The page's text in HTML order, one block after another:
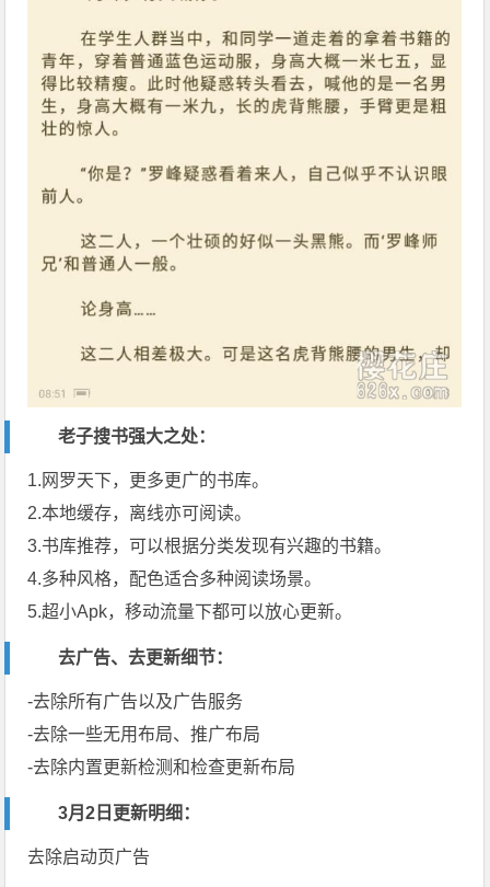
老子搜书强大之处：
1.网罗天下，更多更广的书库。
2.本地缓存，离线亦可阅读。
3.书库推荐，可以根据分类发现有兴趣的书籍。
4.多种风格，配色适合多种阅读场景。
5.超小Apk，移动流量下都可以放心更新。
去广告、去更新细节：
-去除所有广告以及广告服务
-去除一些无用布局、推广布局
-去除内置更新检测和检查更新布局
3月2日更新明细：
去除启动页广告